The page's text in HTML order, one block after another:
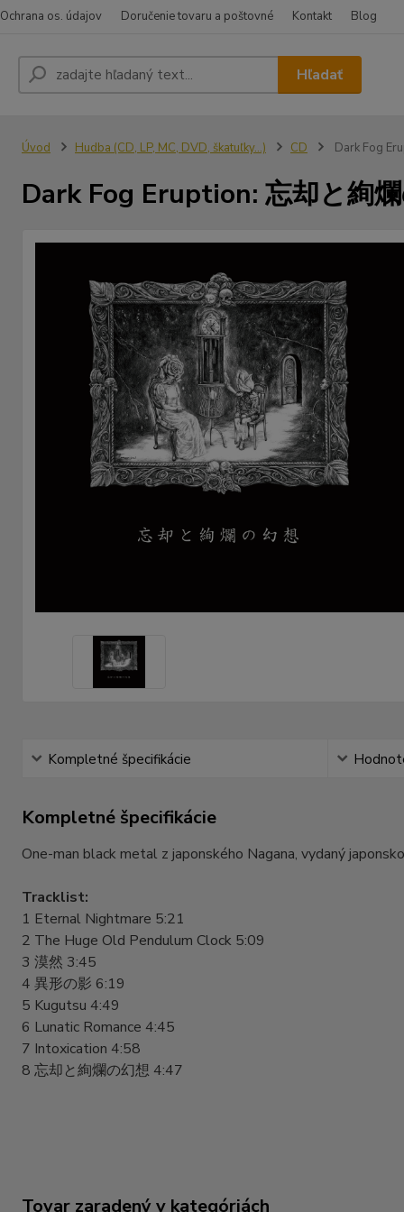
Ochrana os. údajov Doručenie tovaru a poštovné Kontakt Blog
Hľadať
Úvod Hudba (CD, LP, MC, DVD, škatuľky...) CD Dark Fog
Dark Fog Eruption: 忘却と絢
Kompletné špecifikácie
Kompletné špecifikácie
One-man black metal z japonského Nagana, vydaný
Tracklist:
1 Eternal Nightmare 5:21
2 The Huge Old Pendulum Clock 5:09
3 漠然 3:45
4 異形の影 6:19
5 Kugutsu 4:49
6 Lunatic Romance 4:45
7 Intoxication 4:58
8 忘却と絢爛の幻想 4:47
Tovar zaradený v kategóriách